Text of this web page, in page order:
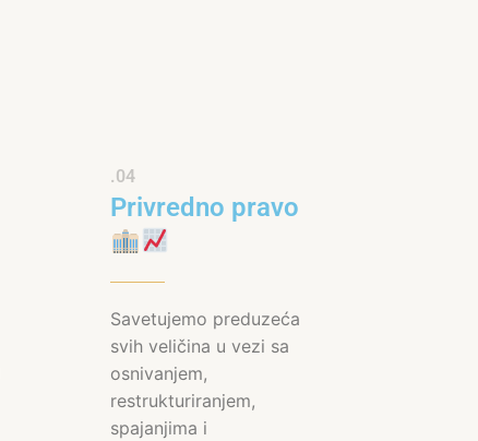
.04
Privredno pravo
Savetujemo preduzeća
svih veličina u vezi sa
osnivanjem,
restrukturiranjem,
spajanjima i